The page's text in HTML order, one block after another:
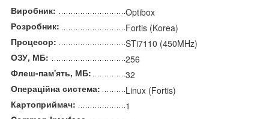
Виробник:
Optibox
Розробник:
Fortis (Korea)
Процесор:
STi7110 (450MHz)
ОЗУ, МБ:
256
Флеш-пам'ять, МБ:
32
Операційна система:
Linux (Fortis)
Картоприймач:
1